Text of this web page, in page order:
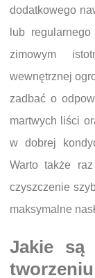
dodatkowego
lub
zimowym
wewnętrznej
zadbać o
martwych liści
w dobrej
Warto także
czyszczenie
maksymalne
Jakie są